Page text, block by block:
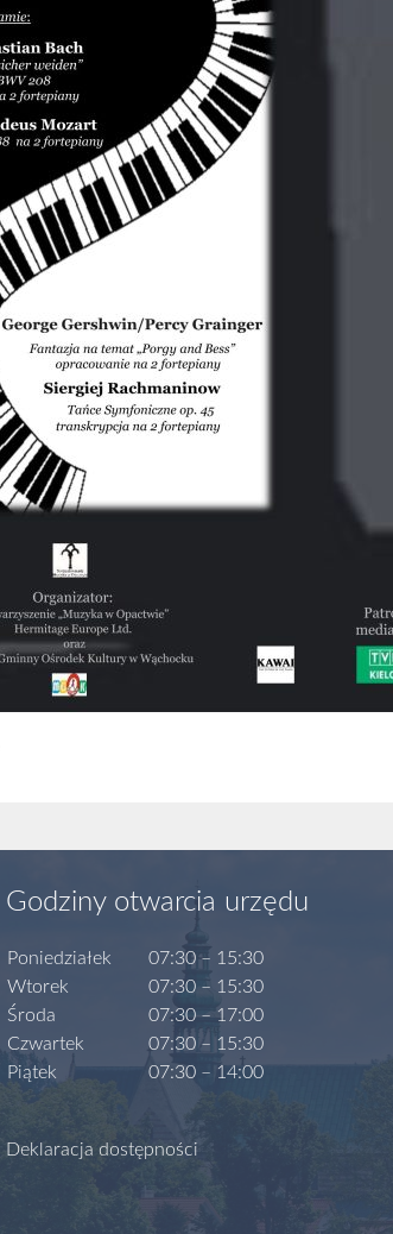
Godziny otwarcia urzędu
Poniedziałek
Wtorek
Środa
Czwartek
Piątek
07:30 – 15:30
07:30 – 15:30
07:30 – 17:00
07:30 – 15:30
07:30 – 14:00
Deklaracja dostępności